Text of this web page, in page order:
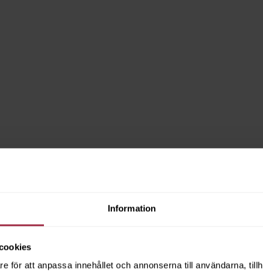
Information
för att anpassa innehållet och annonserna till användarna,